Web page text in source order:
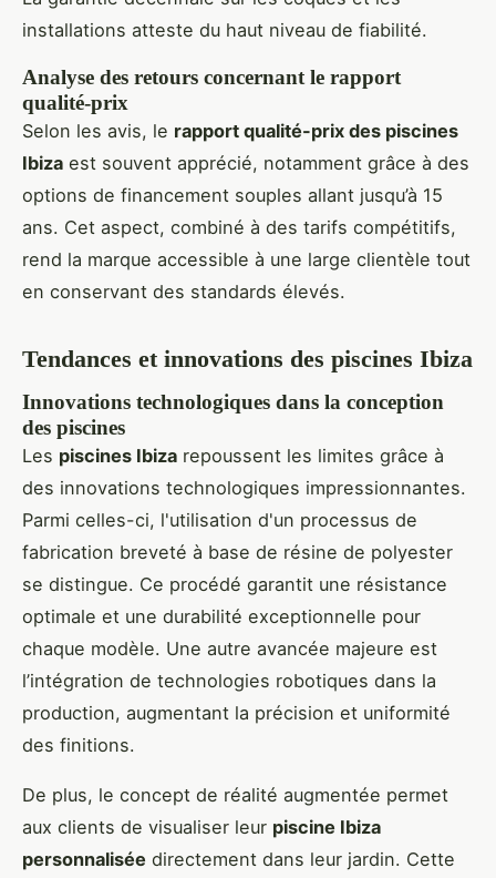
installations atteste du haut niveau de fiabilité.
Analyse des retours concernant le rapport
qualité-prix
Selon les avis, le rapport qualité-prix des piscines
Ibiza est souvent apprécié, notamment grâce à des
options de financement souples allant jusqu’à 15
ans. Cet aspect, combiné à des tarifs compétitifs,
rend la marque accessible à une large clientèle tout
en conservant des standards élevés.
Tendances et innovations des piscines Ibiza
Innovations technologiques dans la conception
des piscines
Les piscines Ibiza repoussent les limites grâce à
des innovations technologiques impressionnantes.
Parmi celles-ci, l'utilisation d'un processus de
fabrication breveté à base de résine de polyester
se distingue. Ce procédé garantit une résistance
optimale et une durabilité exceptionnelle pour
chaque modèle. Une autre avancée majeure est
l’intégration de technologies robotiques dans la
production, augmentant la précision et uniformité
des finitions.
De plus, le concept de réalité augmentée permet
aux clients de visualiser leur piscine Ibiza
personnalisée directement dans leur jardin. Cette